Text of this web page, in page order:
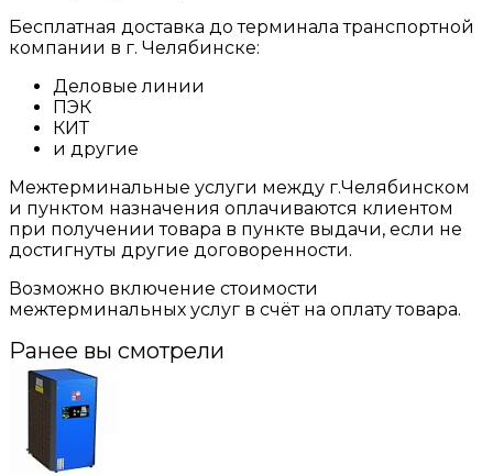
Бесплатная доставка до терминала транспортной
компании в г. Челябинске:
Деловые линии
ПЭК
КИТ
и другие
Межтерминальные услуги между г.Челябинском
и пунктом назначения оплачиваются клиентом
при получении товара в пункте выдачи, если не
достигнуты другие договоренности.
Возможно включение стоимости
межтерминальных услуг в счёт на оплату товара.
Ранее вы смотрели